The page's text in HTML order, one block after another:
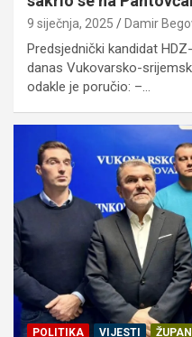
9 siječnja, 2025 Damir
Predsjednički kandidat
danas Vukovarsko-
odakle je poručio: –…
POLITIKA VIJESTI